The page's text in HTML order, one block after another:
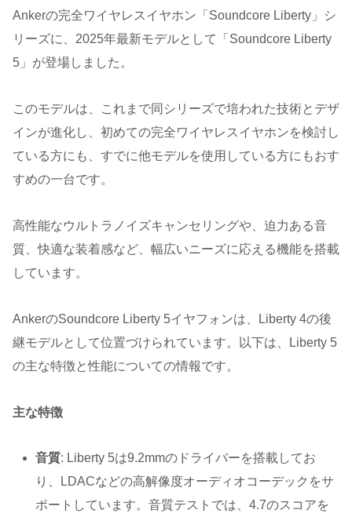
Ankerの完全ワイヤレスイヤホン「Soundcore Liberty」シ
リーズに、2025年最新モデルとして「Soundcore Liberty
5」が登場しました。
このモデルは、これまで同シリーズで培われた技術とデザ
インが進化し、初めての完全ワイヤレスイヤホンを検討し
ている方にも、すでに他モデルを使用している方にもおす
すめの一台です。
高性能なウルトラノイズキャンセリングや、迫力ある音
質、快適な装着感など、幅広いニーズに応える機能を搭載
しています。
AnkerのSoundcore Liberty 5イヤフォンは、Liberty 4の後
継モデルとして位置づけられています。以下は、Liberty 5
の主な特徴と性能についての情報です。
主な特徴
音質: Liberty 5は9.2mmのドライバーを搭載してお
り、LDACなどの高解像度オーディオコーデックをサ
ポートしています。音質テストでは、4.7のスコアを